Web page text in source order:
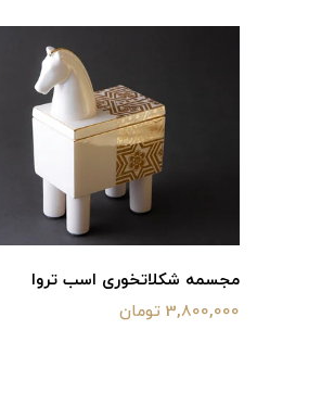
مجسمه شکلاتخوری اسب تروا
3,800,000 تومان